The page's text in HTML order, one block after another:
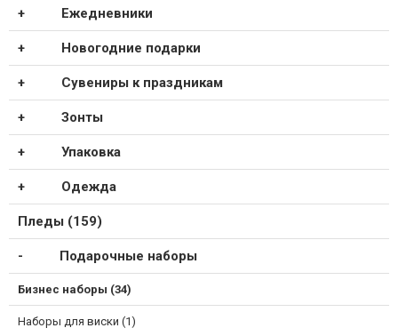
Ежедневники
Новогодние подарки
Сувениры к праздникам
Зонты
Упаковка
Одежда
Пледы (159)
Подарочные наборы
Бизнес наборы (34)
Наборы для виски (1)